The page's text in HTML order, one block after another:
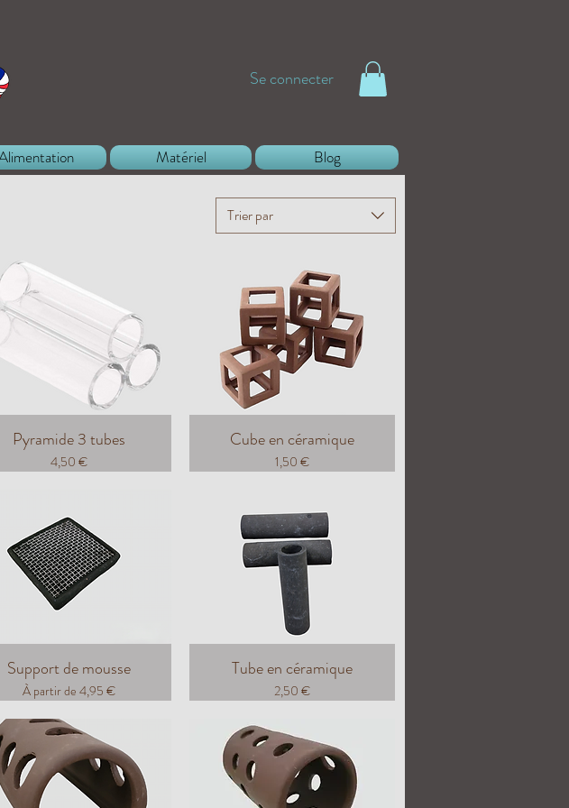
Se connecter
Matériel Blog
Trier par
Pyramide 3 tubes
Prix
4,50 €
Cube en céramique
Prix
1,50 €
Support de mousse
À partir de4,95 €
Prix promotionnel
Tube en céramique
Prix
2,50 €